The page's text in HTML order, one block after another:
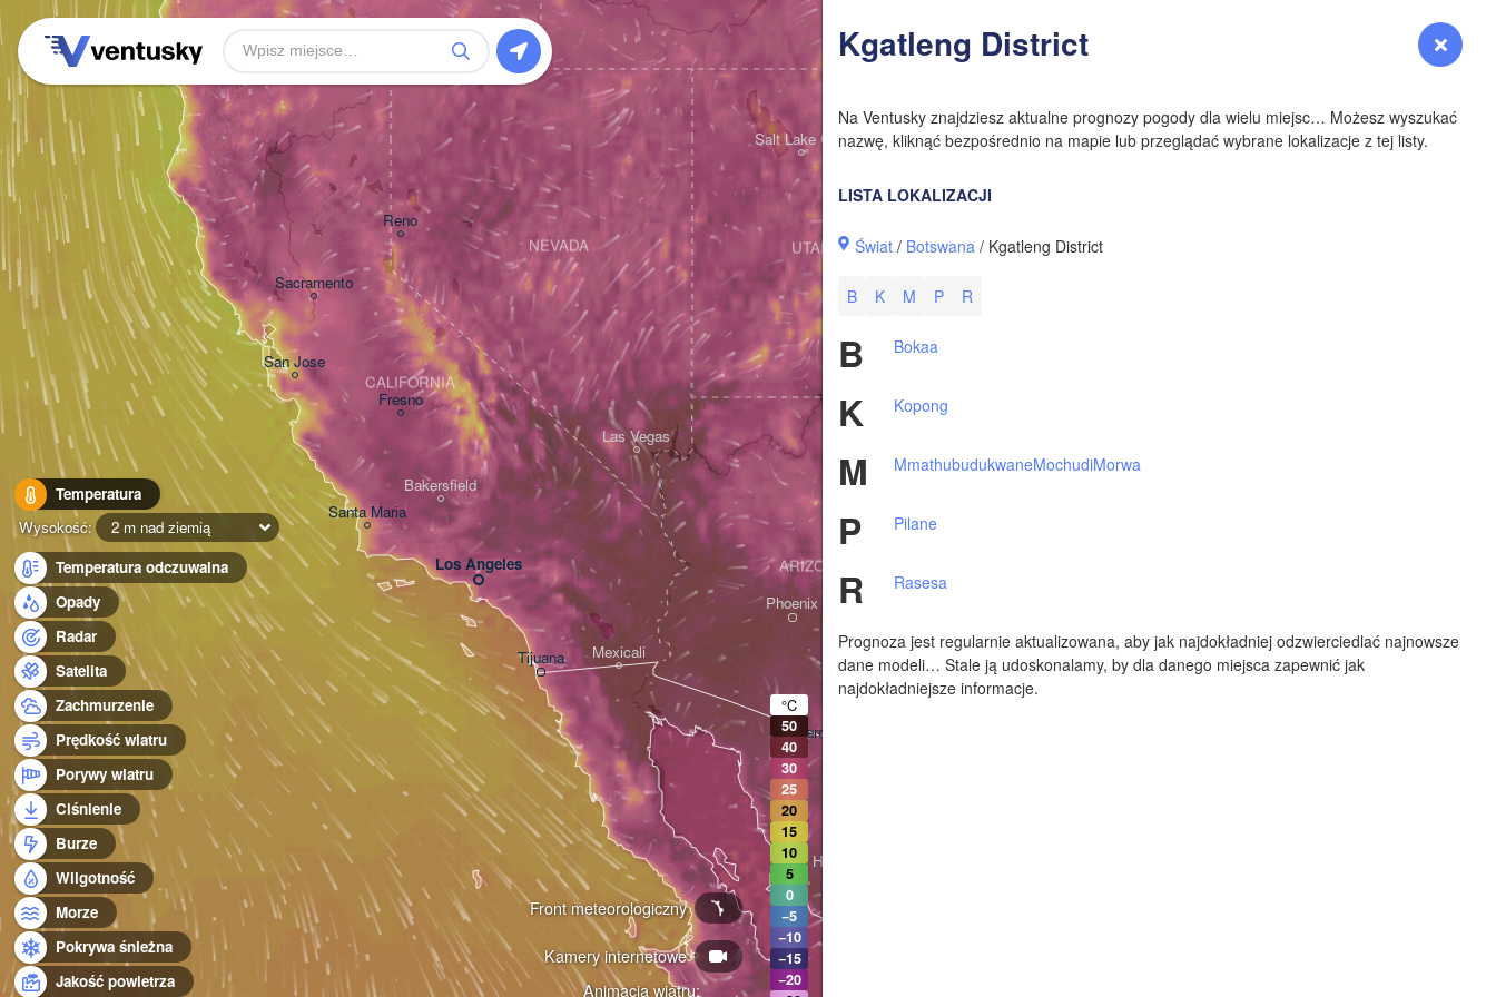
Zaloguj się Prognoza
Kgatleng District
Na Ventusky znajdziesz aktualne prognozy pogody dla wielu miejsc… Możesz wyszukać
nazwę, kliknąć bezpośrednio na mapie lub przeglądać wybrane lokalizacje z tej listy.
LISTA LOKALIZACJI
Świat / Botswana / Kgatleng District
B K M P R
B Bokaa
K Kopong
M MmathubudukwaneMochudiMorwa
P Pilane
R Rasesa
Prognoza jest regularnie aktualizowana, aby jak najdokładniej odzwierciedlać najnowsze
dane modeli… Stale ją udoskonalamy, by dla danego miejsca zapewnić jak
najdokładniejsze informacje.
Temperatura
Wysokość:
2 m nad ziemią
Temperatura odczuwalna
Opady
Radar
Satelita
Zachmurzenie
Prędkość wiatru
Porywy wiatru
Ciśnienie
Burze
Wilgotność
Morze
Pokrywa śnieżna
Jakość powietrza
Animacja wiatru:
Kamery internetowe
Front meteorologiczny
Los Angeles
Tijuana
San Jose
Las Vegas
Mexicali
Fresno
Reno
Santa Maria
Bakersfield
Sacramento
CALIFORNIA
NEVADA
Phoenix
Tucson
Salt Lake City
ARIZONA
UTAH
Hermosillo
Heroica Nogales
°C
50
40
30
25
20
15
10
5
0
−5
−10
−15
−20